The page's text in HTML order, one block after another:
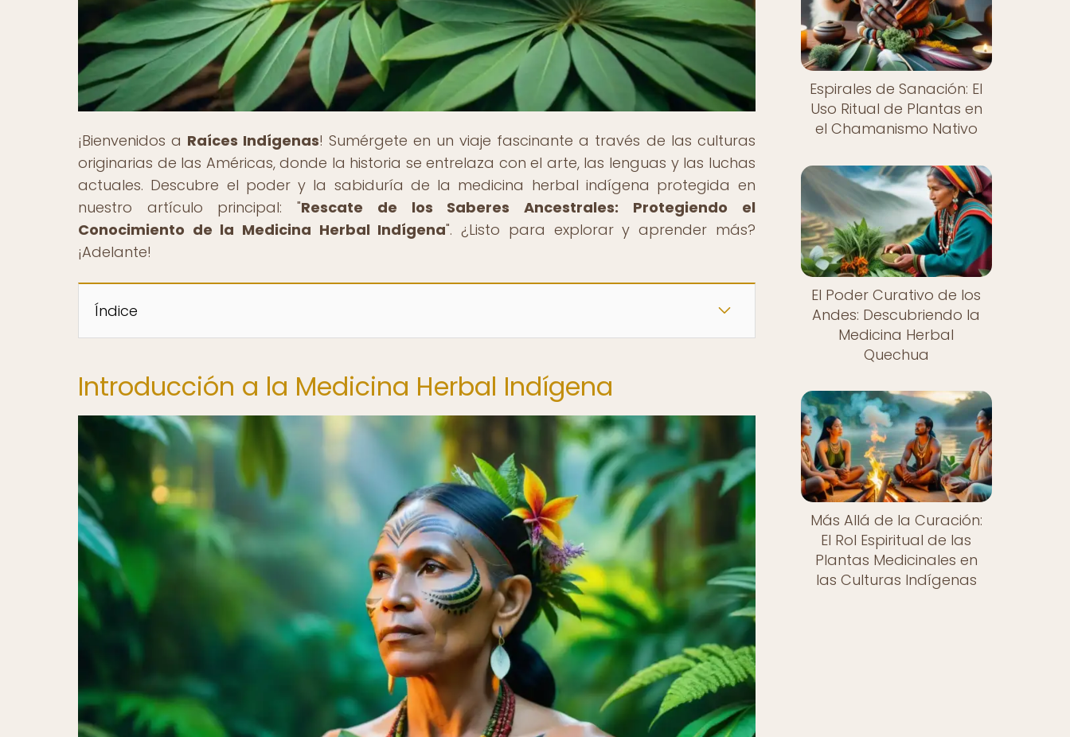
¡Bienvenidos a Raíces Indígenas! Sumérgete en un viaje fascinante a través de las culturas
originarias de las Américas, donde la historia se entrelaza con el arte, las lenguas y las luchas
actuales. Descubre el poder y la sabiduría de la medicina herbal indígena protegida en
nuestro artículo principal: "Rescate de los Saberes Ancestrales: Protegiendo el
Conocimiento de la Medicina Herbal Indígena". ¿Listo para explorar y aprender más?
¡Adelante!
Índice
Introducción a la Medicina Herbal Indígena
Espirales de Sanación: El
Uso Ritual de Plantas en
el Chamanismo Nativo
El Poder Curativo de los
Andes: Descubriendo la
Medicina Herbal
Quechua
Más Allá de la Curación:
El Rol Espiritual de las
Plantas Medicinales en
las Culturas Indígenas